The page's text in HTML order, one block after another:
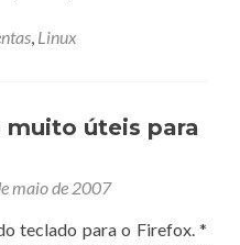
, Linux
úteis para
maio de 2007
teclado para o Firefox. *